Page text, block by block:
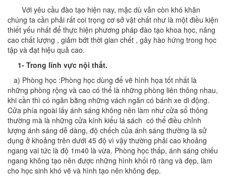
Với yêu cầu đào tạo hiện nay, mặc dù vẫn còn khó khăn
chúng ta cần phải rất coi trọng cơ sở vật chất như là một điều kiện
thiết yếu nhất để thực hiện phương pháp đào tạo khoa học, nâng
cao chất lượng , giảm bớt thời gian chết , gây hào hứng trong học
tập và đạt hiệu quả cao.
1- Trong lĩnh vực nội thất.
a) Phòng học :Phòng học dùng để vẽ hình họa tốt nhất là
những phòng rộng và cao có thể là những phòng liên thông nhau,
khi cần thì có ngăn bằng những vách ngăn có bánh xe di động.
Cửa phía ngoài lấy ánh sáng không nên làm như cửa sổ thông
thường mà là những cửa kính kiểu lá sách có thể điều chỉnh
lượng ánh sáng dễ dàng, độ chếch của ánh sáng thường là sử
dụng ở khoảng trên dưới 45 độ vì vậy thường phải cao khoảng
ngang vai tức là độ 1m40 là vừa. Phòng học thấp, ánh sáng chiếu
ngang không tạo nên được những hình khối rõ ràng và đẹp, làm
cho học sinh khó vẽ và hình tạo nên không đẹp.